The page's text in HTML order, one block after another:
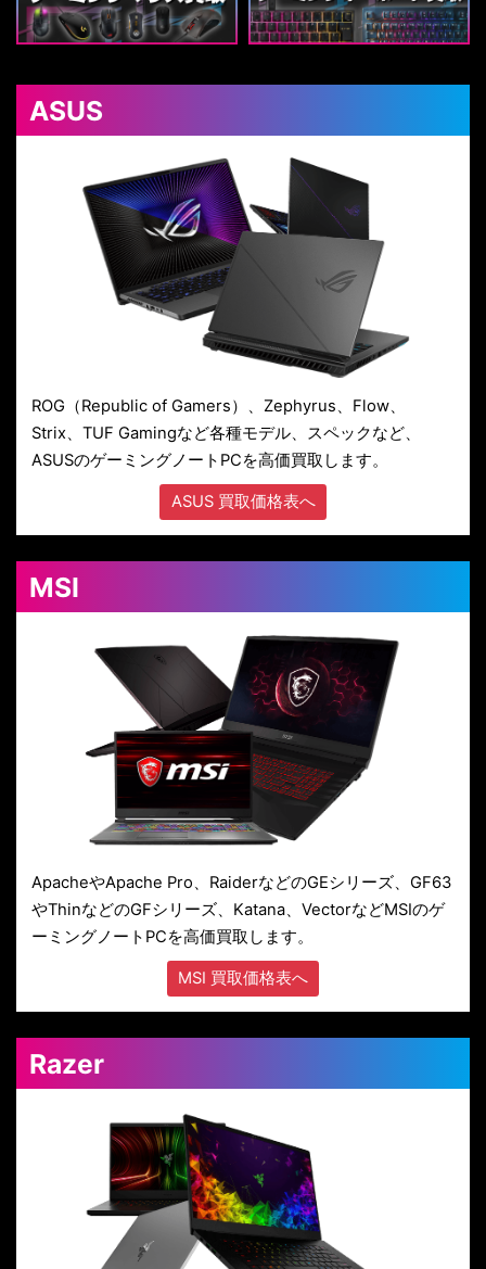
ASUS
ROG（Republic of Gamers）、Zephyrus、Flow、
Strix、TUF Gamingなど各種モデル、スペックなど、
ASUSのゲーミングノートPCを高価買取します。
ASUS 買取価格表へ
MSI
ApacheやApache Pro、RaiderなどのGEシリーズ、GF63
やThinなどのGFシリーズ、Katana、VectorなどMSIのゲ
ーミングノートPCを高価買取します。
MSI 買取価格表へ
Razer